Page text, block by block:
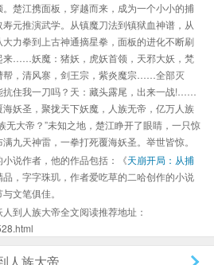
楚江携面板，穿越而来，成为一个小小的捕
元推演武学。从镇魔刀法到镇狱血神谱，从
力拳到上古神通摘星拳，面板的进化不断刷
来……妖魔：猪妖，虎妖首领，天邪大妖，梵
，清风寨，剑王宗，紫炎魔宗……全部灭
住我一刀吗？天：藏头露尾，出来一战!……
妖圣，聚拢天下妖魔，人族无帝，亿万人族
无大帝？”未知之地，楚江睁开了眼睛，一只惊
九天神雷，一拳打死覆海妖圣。举世皆惊。
说作者，他的作品包括：《天崩开局：从捕
品，字字珠玑，作者爱吃草的二哈创作的小说
文笔俱佳。
到人族大帝全文阅读推荐地址：